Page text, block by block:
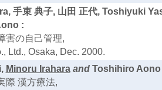
手束 典子, 山田 正代, Toshiyuki
:
害の自己管理,
Ltd., Osaka, Dec. 2000.
Minoru Iraharaand Toshihiro Aono
際 漢方療法,